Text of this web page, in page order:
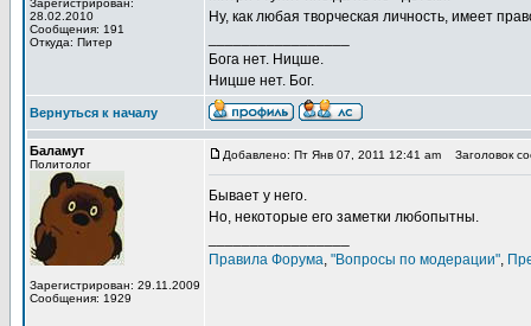
Зарегистрирован:
28.02.2010
Сообщения: 191
Откуда: Питер
Ну, как любая творческая личность, имеет
Бога нет. Ницше.
Ницше нет. Бог.
Вернуться к началу
Баламут
Политолог
Зарегистрирован: 29.11.2009
Сообщения: 1929
Добавлено: Пт Янв 07, 2011 12:41 am Заголовок
Бывает у него.
Но, некоторые его заметки любопытны.
Правила Форума, "Вопросы по модерации",